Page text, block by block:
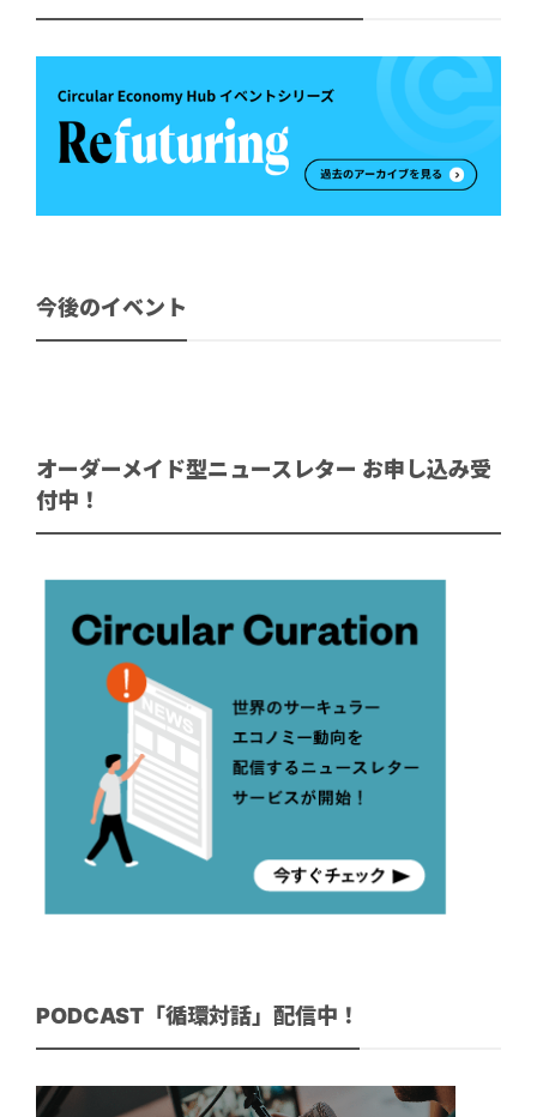
今後のイベント
オーダーメイド型ニュースレター お申し込み受
付中！
PODCAST「循環対話」配信中！